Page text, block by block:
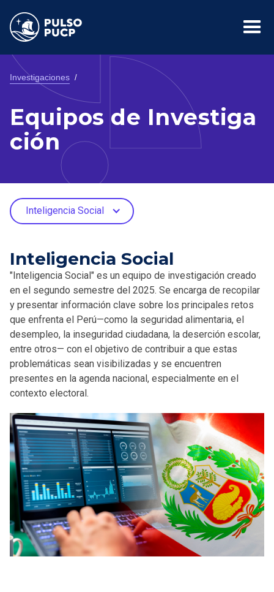
Investigaciones /
Equipos de Investiga
ción
Inteligencia Social
Inteligencia Social
"Inteligencia Social" es un equipo de investigación creado
en el segundo semestre del 2025. Se encarga de recopilar
y presentar información clave sobre los principales retos
que enfrenta el Perú—como la seguridad alimentaria, el
desempleo, la inseguridad ciudadana, la deserción escolar,
entre otros— con el objetivo de contribuir a que estas
problemáticas sean visibilizadas y se encuentren
presentes en la agenda nacional, especialmente en el
contexto electoral.